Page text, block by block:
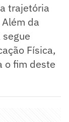
trajetória
da
Física,
o fim deste